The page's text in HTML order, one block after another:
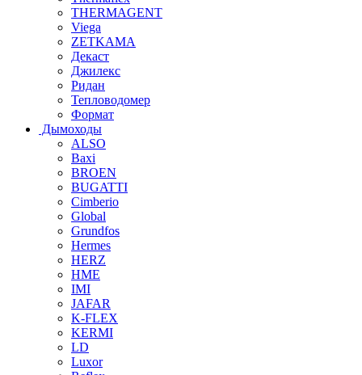
THERMAGENT
Viega
ZETKAMA
Декаст
Джилекс
Ридан
Тепловодомер
Формат
Дымоходы
ALSO
Baxi
BROEN
BUGATTI
Cimberio
Global
Grundfos
Hermes
HERZ
HME
IMI
JAFAR
K-FLEX
KERMI
LD
Luxor